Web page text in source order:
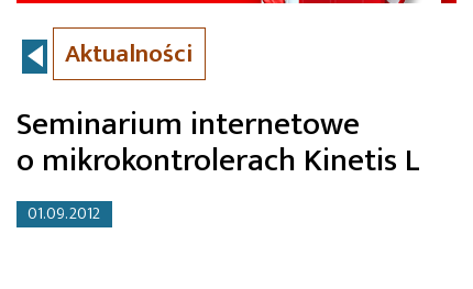
Aktualności
Seminarium internetowe
o mikrokontrolerach Kinetis L
01.09.2012